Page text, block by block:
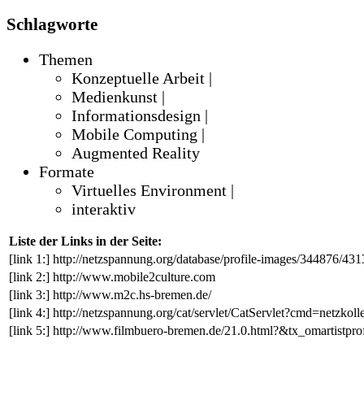
Schlagworte
Themen
Konzeptuelle Arbeit |
Medienkunst |
Informationsdesign |
Mobile Computing |
Augmented Reality
Formate
Virtuelles Environment |
interaktiv
Liste der Links in der Seite:
[link 1:] http://netzspannung.org/database/profile-images/344876/
[link 2:] http://www.mobile2culture.com
[link 3:] http://www.m2c.hs-bremen.de/
[link 4:] http://netzspannung.org/cat/servlet/
[link 5:] http://www.filmbuero-bremen.de/